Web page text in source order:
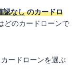
認なしのカードロ
どのカードローンで
ードローンを選ぶ